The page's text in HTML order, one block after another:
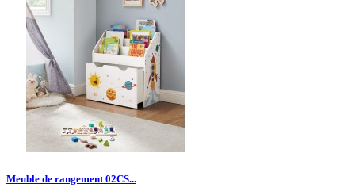
Meuble de rangement 02CS...